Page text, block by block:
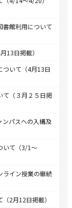
書館利用について
13日掲載）
ついて（4月13日
て（３月２５日掲
ンパスへの入構及
いて（3/1～
ライン授業の継続
2月12日掲載）